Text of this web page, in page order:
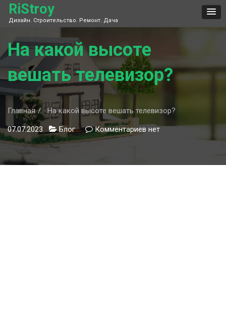
Skip
content
RiStroy
Дизайн. Строительство. Ремонт. Дача
На какой высоте
вешать телевизор?
Главная На какой высоте вешать телевизор?
07.07.2023 Блог Комментариев кнет